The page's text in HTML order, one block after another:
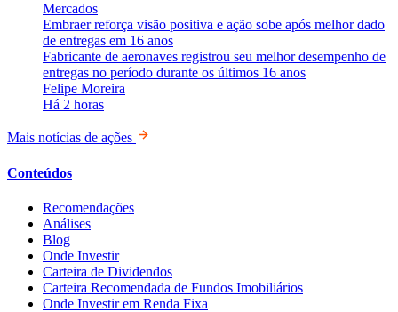
Mercados
Embraer reforça visão positiva e ação sobe após melhor dado
de entregas em 16 anos
Fabricante de aeronaves registrou seu melhor desempenho de
entregas no período durante os últimos 16 anos
Felipe Moreira
Há 2 horas
Mais notícias de ações
Conteúdos
Recomendações
Análises
Blog
Onde Investir
Carteira de Dividendos
Carteira Recomendada de Fundos Imobiliários
Onde Investir em Renda Fixa